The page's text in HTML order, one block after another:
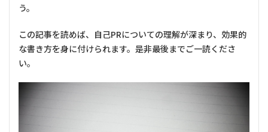
う。
この記事を読めば、自己PRについての理解が深まり、効果的
な書き方を身に付けられます。是非最後までご一読くださ
い。